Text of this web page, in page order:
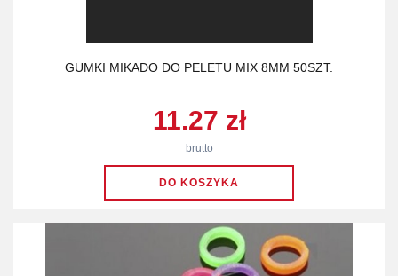
GUMKI MIKADO DO PELETU MIX 8MM 50SZT.
11.27 zł
brutto